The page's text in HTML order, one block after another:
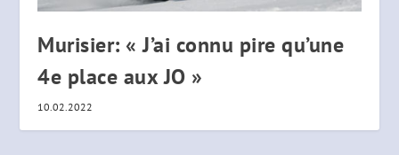
Murisier: « J’ai connu pire qu’une
4e place aux JO »
10.02.2022